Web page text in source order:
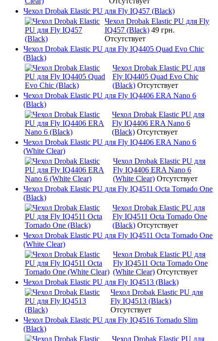
Чехол Drobak Elastic PU для Fly IQ457 (Black)
Чехол Drobak Elastic PU для Fly
IQ457 (Black) 49 грн.
Отсутствует
Чехол Drobak Elastic PU для Fly IQ4405 Quad Evo Chic
(Black)
Чехол Drobak Elastic PU для
Fly IQ4405 Quad Evo Chic
(Black) Отсутствует
Чехол Drobak Elastic PU для Fly IQ4406 ERA Nano 6
(Black)
Чехол Drobak Elastic PU для
Fly IQ4406 ERA Nano 6
(Black) Отсутствует
Чехол Drobak Elastic PU для Fly IQ4406 ERA Nano 6
(White Clear)
Чехол Drobak Elastic PU для
Fly IQ4406 ERA Nano 6
(White Clear) Отсутствует
Чехол Drobak Elastic PU для Fly IQ4511 Octa Tornado One
(Black)
Чехол Drobak Elastic PU для
Fly IQ4511 Octa Tornado One
(Black) Отсутствует
Чехол Drobak Elastic PU для Fly IQ4511 Octa Tornado One
(White Clear)
Чехол Drobak Elastic PU для
Fly IQ4511 Octa Tornado One
(White Clear) Отсутствует
Чехол Drobak Elastic PU для Fly IQ4513 (Black)
Чехол Drobak Elastic PU для
Fly IQ4513 (Black)
Отсутствует
Чехол Drobak Elastic PU для Fly IQ4516 Tornado Slim
(Black)
Чехол Drobak Elastic PU для